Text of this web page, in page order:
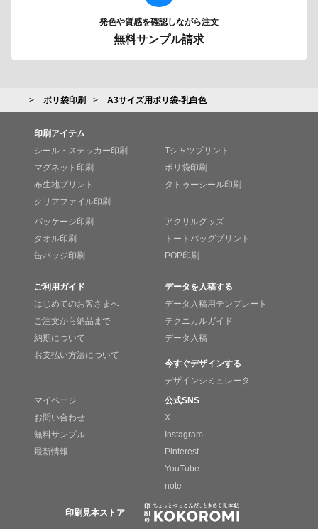
発色や質感を確認しながら注文
無料サンプル請求
ポリ袋印刷 A3サイズ用ポリ袋-乳白色
印刷アイテム
シール・ステッカー印刷
マグネット印刷
布生地プリント
クリアファイル印刷
Tシャツプリント
ポリ袋印刷
タトゥーシール印刷
パッケージ印刷
タオル印刷
缶バッジ印刷
アクリルグッズ
トートバッグプリント
POP印刷
ご利用ガイド
はじめてのお客さまへ
ご注文から納品まで
納期について
お支払い方法について
データを入稿する
データ入稿用テンプレート
テクニカルガイド
データ入稿
今すぐデザインする
デザインシミュレータ
マイページ
お問い合わせ
無料サンプル
最新情報
公式SNS
X
Instagram
Pinterest
YouTube
note
印刷見本ストア